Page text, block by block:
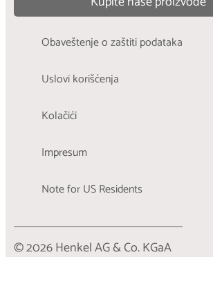
Obaveštenje o zaštiti podataka
Uslovi korišćenja
Kolačići
Impresum
Note for US Residents
© 2026 Henkel AG & Co. KGaA